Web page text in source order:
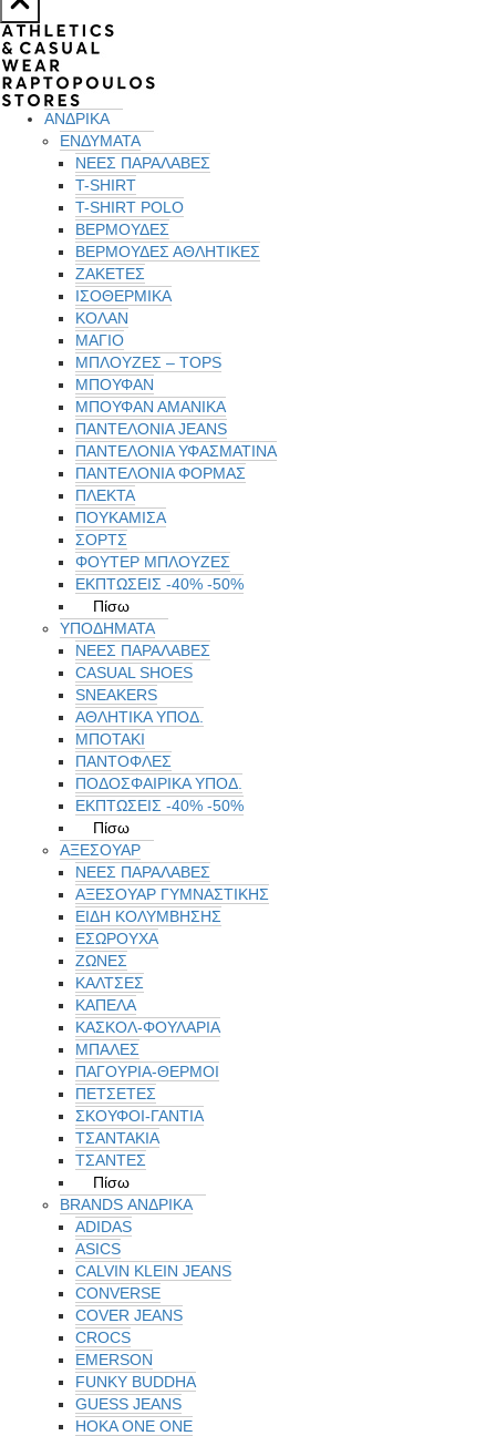
ΑΝΔΡΙΚΑ
ΕΝΔΥΜΑΤΑ
ΝΕΕΣ ΠΑΡΑΛΑΒΕΣ
T-SHIRT
T-SHIRT POLO
ΒΕΡΜΟΥΔΕΣ
ΒΕΡΜΟΥΔΕΣ ΑΘΛΗΤΙΚΕΣ
ΖΑΚΕΤΕΣ
ΙΣΟΘΕΡΜΙΚΆ
ΚΟΛΑΝ
ΜΑΓΙΟ
ΜΠΛΟΥΖΕΣ – TOPS
ΜΠΟΥΦΑΝ
ΜΠΟΥΦΆΝ ΑΜΆΝΙΚΑ
ΠΑΝΤΕΛΟΝΙΑ JEANS
ΠΑΝΤΕΛΟΝΙΑ ΥΦΑΣΜΑΤΙΝΑ
ΠΑΝΤΕΛΟΝΙΑ ΦΟΡΜΑΣ
ΠΛΕΚΤΑ
ΠΟΥΚΑΜΙΣΑ
ΣΟΡΤΣ
ΦΟΥΤΕΡ ΜΠΛΟΥΖΕΣ
ΕΚΠΤΏΣΕΙΣ -40% -50%
Πίσω
ΥΠΟΔΗΜΑΤΑ
ΝΕΕΣ ΠΑΡΑΛΑΒΕΣ
CASUAL SHOES
SNEAKERS
ΑΘΛΗΤΙΚΑ ΥΠΟΔ.
ΜΠΟΤΑΚΙ
ΠΑΝΤΟΦΛΕΣ
ΠΟΔΟΣΦΑΙΡΙΚΆ ΥΠΟΔ.
ΕΚΠΤΏΣΕΙΣ -40% -50%
Πίσω
ΑΞΕΣΟΥΑΡ
ΝΕΕΣ ΠΑΡΑΛΑΒΕΣ
ΑΞΕΣΟΥΑΡ ΓΥΜΝΑΣΤΙΚΗΣ
ΕΙΔΗ ΚΟΛΥΜΒΗΣΗΣ
ΕΣΩΡΟΥΧΑ
ΖΩΝΕΣ
ΚΑΛΤΣΕΣ
ΚΑΠΕΛΑ
ΚΑΣΚΟΛ-ΦΟΥΛΑΡΙΑ
ΜΠΑΛΕΣ
ΠΑΓΟΥΡΙΑ-ΘΕΡΜΟΙ
ΠΕΤΣΈΤΕΣ
ΣΚΟΥΦΟΙ-ΓΑΝΤΙΑ
ΤΣΑΝΤΑΚΙΑ
ΤΣΑΝΤΕΣ
Πίσω
BRANDS ΑΝΔΡΙΚΆ
ADIDAS
ASICS
CALVIN KLEIN JEANS
CONVERSE
COVER JEANS
CROCS
EMERSON
FUNKY BUDDHA
GUESS JEANS
HOKA ONE ONE